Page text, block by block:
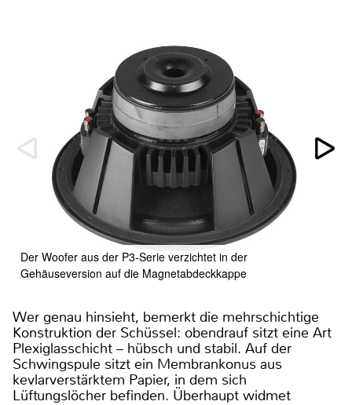
Der Woofer aus der P3-Serie verzichtet in der
Gehäuseversion auf die Magnetabdeckkappe
Wer genau hinsieht, bemerkt die mehrschichtige
Konstruktion der Schüssel: obendrauf sitzt eine Art
Plexiglasschicht – hübsch und stabil. Auf der
Schwingspule sitzt ein Membrankonus aus
kevlarverstärktem Papier, in dem sich
Lüftungslöcher befinden. Überhaupt widmet